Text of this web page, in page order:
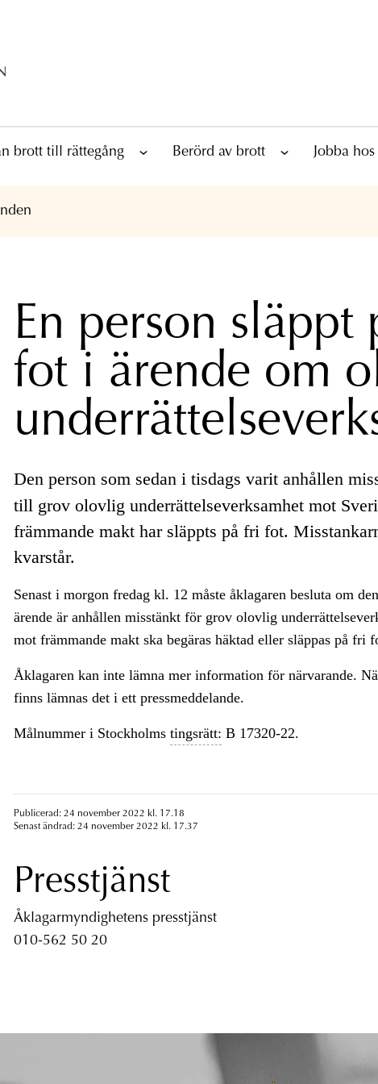
brott till rättegång Berörd av brott Jobba hos
En person släppt
fot i ärende om
Den person som sedan i tisdags varit anhållen
till grov olovlig underrättelseverksamhet mot
främmande makt har släppts på fri fot.
kvarstår.
Senast i morgon fredag kl. 12 måste åklagaren besluta om
ärende är anhållen misstänkt för grov olovlig
mot främmande makt ska begäras häktad eller släppas på fri
Åklagaren kan inte lämna mer information för närvarande.
finns lämnas det i ett pressmeddelande.
Målnummer i Stockholms tingsrätt: B 17320-22.
Publicerad: 24 november 2022 kl. 17.18
Senast ändrad: 24 november 2022 kl. 17.37
Presstjänst
Åklagarmyndighetens presstjänst
010-562 50 20